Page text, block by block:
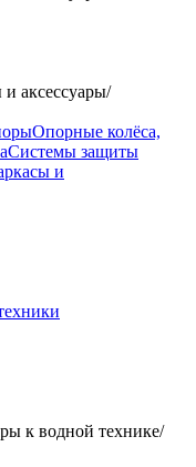
аксессуары/
Опорные колёса,
Системы защиты
и
к водной технике/